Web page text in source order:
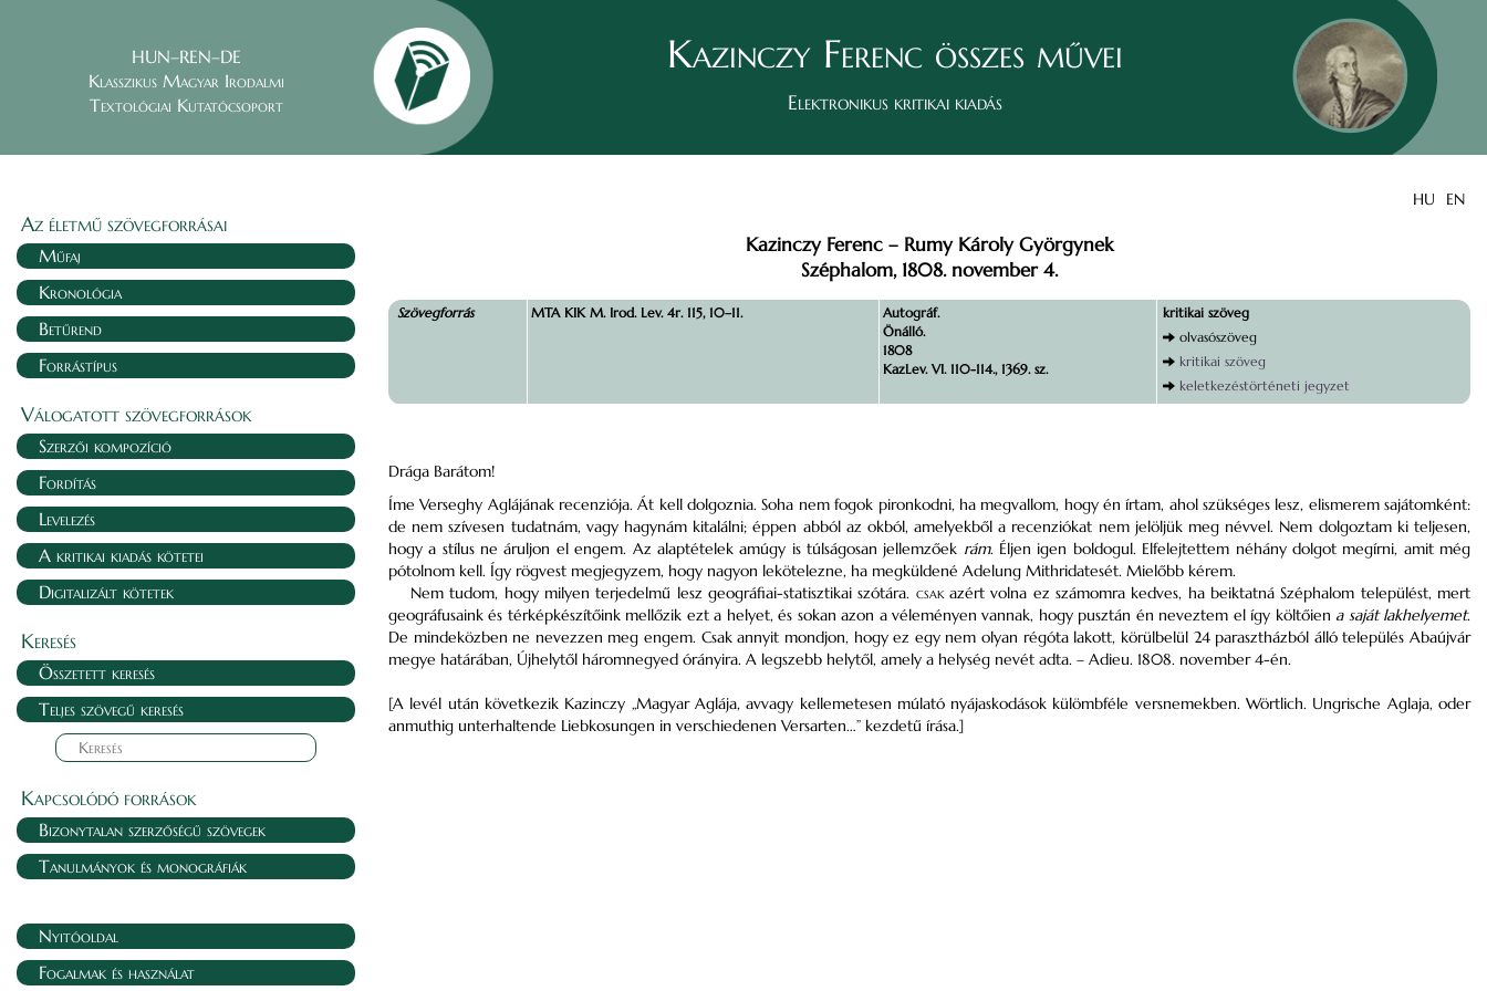
HUN–REN–DE
Klasszikus Magyar Irodalmi
Textológiai Kutatócsoport
Kazinczy Ferenc összes művei
Elektronikus kritikai kiadás
HU EN
Az életmű szövegforrásai
Műfaj
Kronológia
Betűrend
Forrástípus
Válogatott szövegforrások
Szerzői kompozíció
Fordítás
Levelezés
A kritikai kiadás kötetei
Digitalizált kötetek
Keresés
Összetett keresés
Teljes szövegű keresés
Kapcsolódó források
Bizonytalan szerzőségű szövegek
Tanulmányok és monográfiák
Nyitóoldal
Fogalmak és használat
Kazinczy Ferenc – Rumy Károly Györgynek
Széphalom, 1808. november 4.
Szövegforrás MTA KIK M. Irod. Lev. 4r. 115, 10–11.
Autográf.
Önálló.
1808
KazLev. VI. 110-114., 1369. sz.
kritikai szöveg
olvasószöveg
kritikai szöveg
keletkezéstörténeti jegyzet
Drága Barátom!
Íme Verseghy Aglájának recenziója. Át kell dolgoznia. Soha nem fogok pironkodni, ha megvallom, hogy én írtam, ahol szükséges lesz, elismerem sajátomként:
de nem szívesen tudatnám, vagy hagynám kitalálni; éppen abból az okból, amelyekből a recenziókat nem jelöljük meg névvel. Nem dolgoztam ki teljesen,
hogy a stílus ne áruljon el engem. Az alaptételek amúgy is túlságosan jellemzőek rám. Éljen igen boldogul. Elfelejtettem néhány dolgot megírni, amit még
pótolnom kell. Így rögvest megjegyzem, hogy nagyon lekötelezne, ha megküldené Adelung Mithridatesét. Mielőbb kérem.
Nem tudom, hogy milyen terjedelmű lesz geográfiai-statisztikai szótára. csakazért volna ez számomra kedves, ha beiktatná Széphalom települést, mert
geográfusaink és térképkészítőink mellőzik ezt a helyet, és sokan azon a véleményen vannak, hogy pusztán én neveztem el így költőien a saját lakhelyemet.
De mindeközben ne nevezzen meg engem. Csak annyit mondjon, hogy ez egy nem olyan régóta lakott, körülbelül 24 parasztházból álló település Abaújvár
megye határában, Újhelytől háromnegyed órányira. A legszebb helytől, amely a helység nevét adta. – Adieu. 1808. november 4-én.
[A levél után következik Kazinczy „Magyar Aglája, avvagy kellemetesen múlató nyájaskodások külömbféle versnemekben. Wörtlich. Ungrische Aglaja, oder
anmuthig unterhaltende Liebkosungen in verschiedenen Versarten…” kezdetű írása.]